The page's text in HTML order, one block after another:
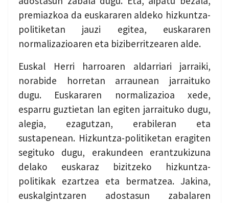
premiazkoa da euskararen aldeko hizkuntza-
politiketan jauzi egitea, euskararen
normalizazioaren eta biziberritzearen alde.
Euskal Herri harroaren aldarriari jarraiki,
norabide horretan arraunean jarraituko
dugu. Euskararen normalizazioa xede,
esparru guztietan lan egiten jarraituko dugu,
alegia, ezagutzan, erabileran eta
sustapenean. Hizkuntza-politiketan eragiten
segituko dugu, erakundeen erantzukizuna
delako euskaraz bizitzeko hizkuntza-
politikak ezartzea eta bermatzea. Jakina,
euskalgintzaren adostasun zabalaren